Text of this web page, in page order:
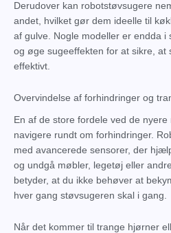
Derudover kan robotstøvsugere
andet, hvilket gør dem ideelle til
af gulve. Nogle modeller er endda
og øge sugeeffekten for at sikre, at
effektivt.
Overvindelse af forhindringer og
En af de store fordele ved de
navigere rundt om forhindringer.
med avancerede sensorer, der
og undgå møbler, legetøj eller
betyder, at du ikke behøver at
hver gang støvsugeren skal i gang.
Når det kommer til trange hjørner